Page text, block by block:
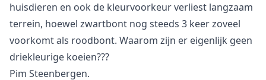
huisdieren en ook de kleurvoorkeur verliest langzaam
terrein, hoewel zwartbont nog steeds 3 keer zoveel
voorkomt als roodbont. Waarom zijn er eigenlijk geen
driekleurige koeien???
Pim Steenbergen.